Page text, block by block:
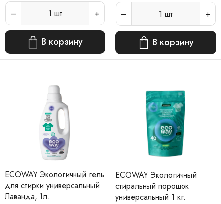
1 шт
В корзину
1 шт
В корзину
ECOWAY Экологичный гель
для стирки универсальный
Лаванда, 1л.
ECOWAY Экологичный
стиральный порошок
универсальный 1 кг.